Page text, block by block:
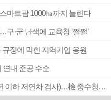
마트팜 1000㏊까지 늘린다
·군 난색에 교육청 ‘쩔쩔’
정에 막힌 지역기업 응원
연내 준공 수순
■ 검사 신분 버리고 직급하향(10년 이하 저연차 검사)…檢 중수청행 기피